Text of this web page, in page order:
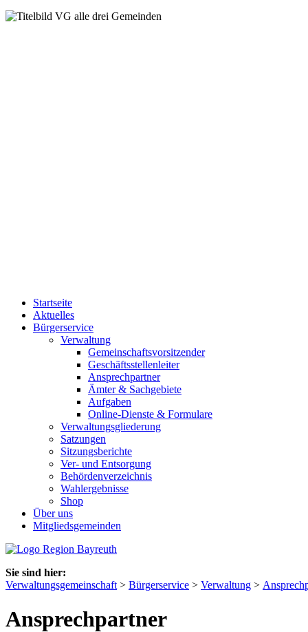
Startseite
Aktuelles
Bürgerservice
Verwaltung
Gemeinschaftsvorsitzender
Geschäftsstellenleiter
Ansprechpartner
Ämter & Sachgebiete
Aufgaben
Online-Dienste & Formulare
Verwaltungsgliederung
Satzungen
Sitzungsberichte
Ver- und Entsorgung
Behördenverzeichnis
Wahlergebnisse
Shop
Über uns
Mitgliedsgemeinden
Sie sind hier:
Verwaltungsgemeinschaft > Bürgerservice > Verwaltung >
Ansprechpartner